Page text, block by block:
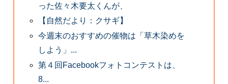
った佐々木要太くんが、
【自然だより：クサギ】
今週末のおすすめの催物は「草木染めを
しよう」...
第４回Facebookフォトコンテストは、
8...